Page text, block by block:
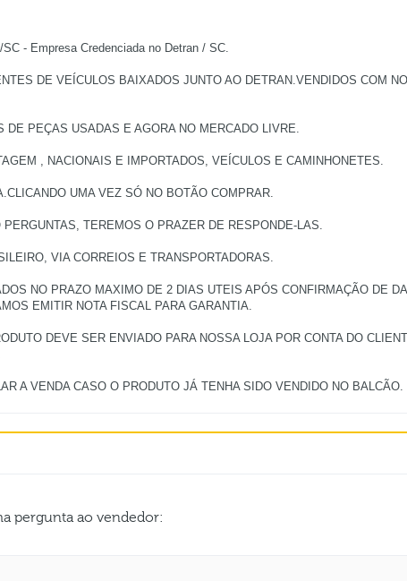
- Empresa Credenciada no Detran / SC.
DE VEÍCULOS BAIXADOS JUNTO AO DETRAN.VENDIDOS COM
PEÇAS USADAS E AGORA NO MERCADO LIVRE.
, NACIONAIS E IMPORTADOS, VEÍCULOS E CAMINHONETES.
UMA VEZ SÓ NO BOTÃO COMPRAR.
TEREMOS O PRAZER DE RESPONDE-LAS.
VIA CORREIOS E TRANSPORTADORAS.
NO PRAZO MAXIMO DE 2 DIAS UTEIS APÓS CONFIRMAÇÃO DE
EMITIR NOTA FISCAL PARA GARANTIA.
DEVE SER ENVIADO PARA NOSSA LOJA POR CONTA DO
pergunta ao vendedor: